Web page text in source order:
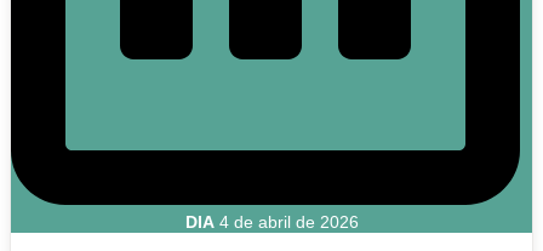
DIA4 de abril de 2026